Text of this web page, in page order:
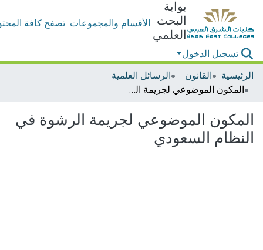
بوابة
البحث
العلمي
الأقسام والمجموعات تصفح كافة
تسجيل الدخول
الرئيسية
القانون
الرسائل العلمية
المكون الموضوعي لجريمة الرشوة في النظام السعودي
المكون الموضوعي لجريمة الرشوة في
النظام السعودي